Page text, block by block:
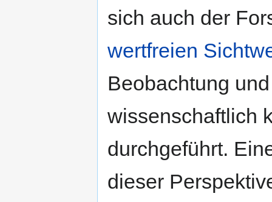
sich auch der
wertfreien
Beobachtung
wissenschaftlich
durchgeführt.
dieser